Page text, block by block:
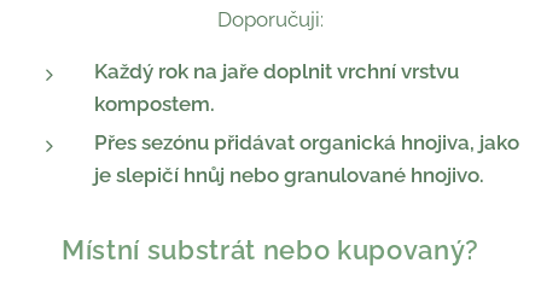
Doporučuji:
Každý rok na jaře doplnit vrchní vrstvu
kompostem.
Přes sezónu přidávat organická hnojiva, jako
je slepičí hnůj nebo granulované hnojivo.
Místní substrát nebo kupovaný?